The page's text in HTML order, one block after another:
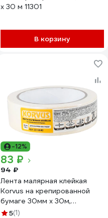
х 30 м 11301
В корзину
-12%
83 ₽
94 ₽
Лента малярная клейкая
Korvus на крепированной
бумаге 30мм х 30м,
ЛА-00003427
5(1)